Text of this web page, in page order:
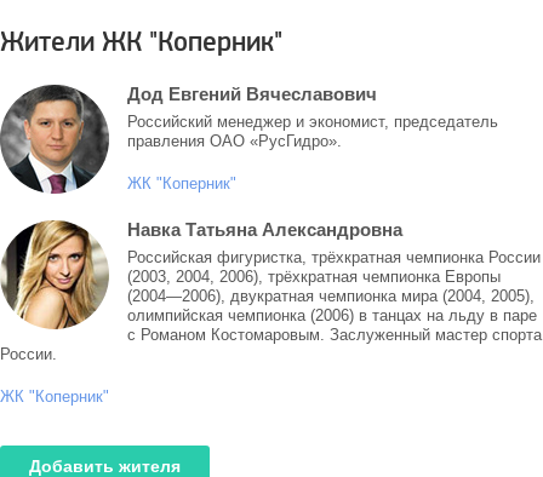
Жители ЖК "Коперник"
Дод Евгений Вячеславович
Российский менеджер и экономист, председатель
правления ОАО «РусГидро».
ЖК "Коперник"
Навка Татьяна Александровна
Российская фигуристка, трёхкратная чемпионка России
(2003, 2004, 2006), трёхкратная чемпионка Европы
(2004—2006), двукратная чемпионка мира (2004, 2005),
олимпийская чемпионка (2006) в танцах на льду в паре
с Романом Костомаровым. Заслуженный мастер спорта
России.
ЖК "Коперник"
Добавить жителя